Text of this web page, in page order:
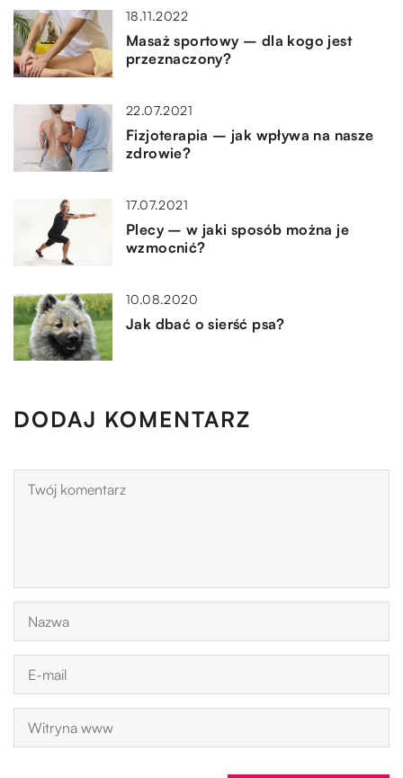
18.11.2022
Masaż sportowy – dla kogo jest
przeznaczony?
22.07.2021
Fizjoterapia – jak wpływa na nasze
zdrowie?
17.07.2021
Plecy – w jaki sposób można je
wzmocnić?
10.08.2020
Jak dbać o sierść psa?
DODAJ KOMENTARZ